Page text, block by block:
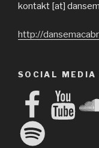
kontakt [at]
http://
SOCIAL MEDIA
FacebookYouTube
Spotify